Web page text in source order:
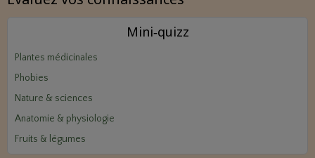
Mini‑quizz
Plantes médicinales
Phobies
Nature & sciences
Anatomie & physiologie
Fruits & légumes